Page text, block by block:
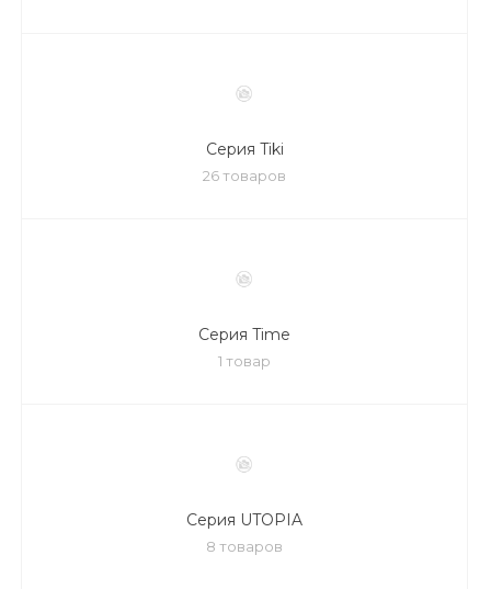
Серия Tiki
26 товаров
Серия Time
1 товар
Серия UTOPIA
8 товаров